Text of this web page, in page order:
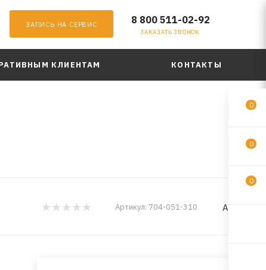
ЗАПИСЬ НА СЕРВИС 8 800 511-02-92
ЗАКАЗАТЬ ЗВОНОК
КЛИЕНТАМ КОНТАКТЫ
Артикул: 704-051-310 Areon
0
0
0